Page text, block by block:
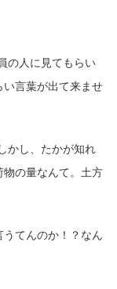
の人に見てもらい
言葉が出て来ませ
かし、たかが知れ
の量なんて。土方
てんのか！？なん